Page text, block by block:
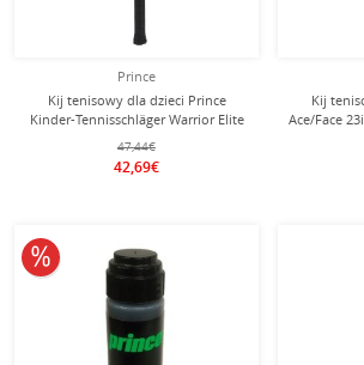
Prince
Kij tenisowy dla dzieci Prince
Kinder-Tennisschläger Warrior Elite
47,44€
42,69€
Kij
Ace/Face
10% obniżone